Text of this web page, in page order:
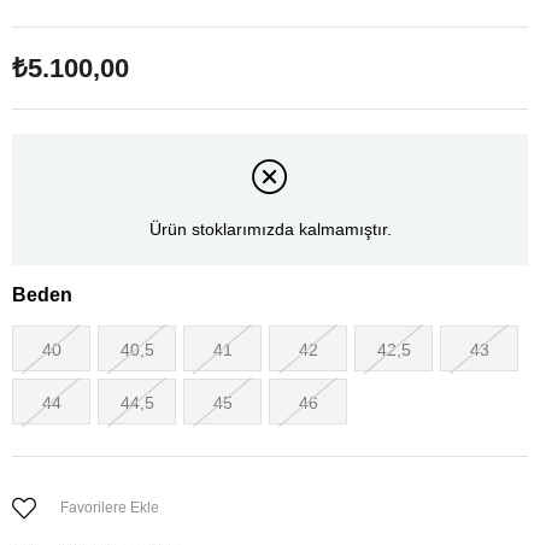
₺5.100,00
Ürün stoklarımızda kalmamıştır.
Beden
40 40,5 41 42 42,5 43
44 44,5 45 46
Favorilere Ekle